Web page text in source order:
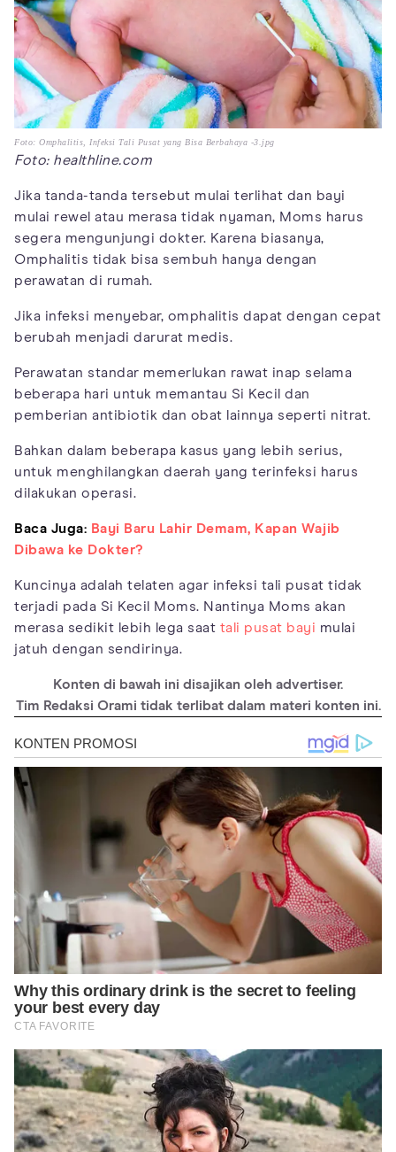
Foto: Omphalitis, Infeksi Tali Pusat yang Bisa Berbahaya -3.jpg
Foto: healthline.com
Jika tanda-tanda tersebut mulai terlihat dan bayi
mulai rewel atau merasa tidak nyaman, Moms harus
segera mengunjungi dokter. Karena biasanya,
Omphalitis tidak bisa sembuh hanya dengan
perawatan di rumah.
Jika infeksi menyebar, omphalitis dapat dengan cepat
berubah menjadi darurat medis.
Perawatan standar memerlukan rawat inap selama
beberapa hari untuk memantau Si Kecil dan
pemberian antibiotik dan obat lainnya seperti nitrat.
Bahkan dalam beberapa kasus yang lebih serius,
untuk menghilangkan daerah yang terinfeksi harus
dilakukan operasi.
Baca Juga: Bayi Baru Lahir Demam, Kapan Wajib
Dibawa ke Dokter?
Kuncinya adalah telaten agar infeksi tali pusat tidak
terjadi pada Si Kecil Moms. Nantinya Moms akan
merasa sedikit lebih lega saat tali pusat bayi mulai
jatuh dengan sendirinya.
Konten di bawah ini disajikan oleh advertiser.
Tim Redaksi Orami tidak terlibat dalam materi konten ini.